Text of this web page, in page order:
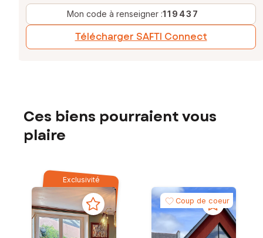
Mon code à renseigner :119437
Télécharger SAFTI Connect
Ces biens pourraient vous
plaire
Exclusivité
Coup de coeur